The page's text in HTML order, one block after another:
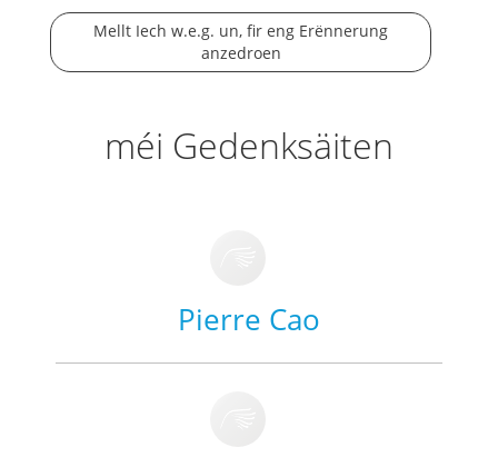
Mellt Iech w.e.g. un, fir eng Erënnerung
anzedroen
méi Gedenksäiten
Pierre Cao